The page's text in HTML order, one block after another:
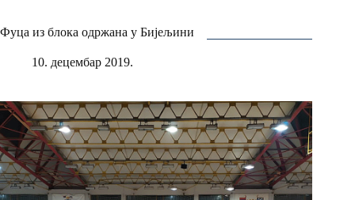
Фуца из блока одржана у Бијељини
10. децембар 2019.